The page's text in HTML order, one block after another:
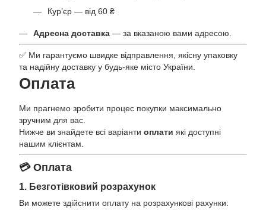
Кур’єр — від 60 ₴
Адресна доставка — за вказаною вами адресою.
✅ Ми гарантуємо швидке відправлення, якісну упаковку
та надійну доставку у будь-яке місто України.
Оплата
Ми прагнемо зробити процес покупки максимально
зручним для вас.
Нижче ви знайдете всі варіанти оплати які доступні
нашим клієнтам.
💳 Оплата
1. Безготівковий розрахунок
Ви можете здійснити оплату на розрахункові рахунки: